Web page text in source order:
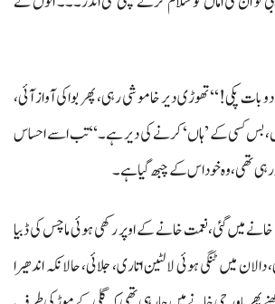
بات پکی!‘‘ تھوڑی دیر خاموشی رہی، پھر بوا کی آواز آئی،
بس کسی کے ’ہاں‘ کرنے کی دیر ہے۔‘‘ تب اسے احساس
رہی تھی، وہ خود اس کے چبھ گیا ہے۔
میں گئی، نعمت خانے کے اوپر رکھی ہوئی ماچس کی ڈبیا
میں ٹنگی ہوئی لالٹین اتاری، جلائی، حالانکہ اندھیرا